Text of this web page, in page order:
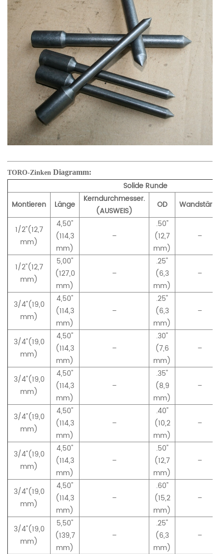
TORO-Zinken Diagramm:
Solide Runde
Montieren
Länge
Kerndurchmesser.
(AUSWEIS)
OD Wandstärke
1/2"(12,7
mm)
4,50"
(114,3
mm)
–
.50"
(12,7
mm)
–
1/2"(12,7
mm)
5,00"
(127,0
mm)
–
.25"
(6,3
mm)
–
3/4"(19,0
mm)
4,50"
(114,3
mm)
–
.25"
(6,3
mm)
–
3/4"(19,0
mm)
4,50"
(114,3
mm)
–
.30"
(7,6
mm)
–
3/4"(19,0
mm)
4,50"
(114,3
mm)
–
.35"
(8,9
mm)
–
3/4"(19,0
mm)
4,50"
(114,3
mm)
–
.40"
(10,2
mm)
–
3/4"(19,0
mm)
4,50"
(114,3
mm)
–
.50"
(12,7
mm)
–
3/4"(19,0
mm)
4,50"
(114,3
mm)
–
.60"
(15,2
mm)
–
3/4"(19,0
mm)
5,50"
(139,7
mm)
–
.25"
(6,3
mm)
–